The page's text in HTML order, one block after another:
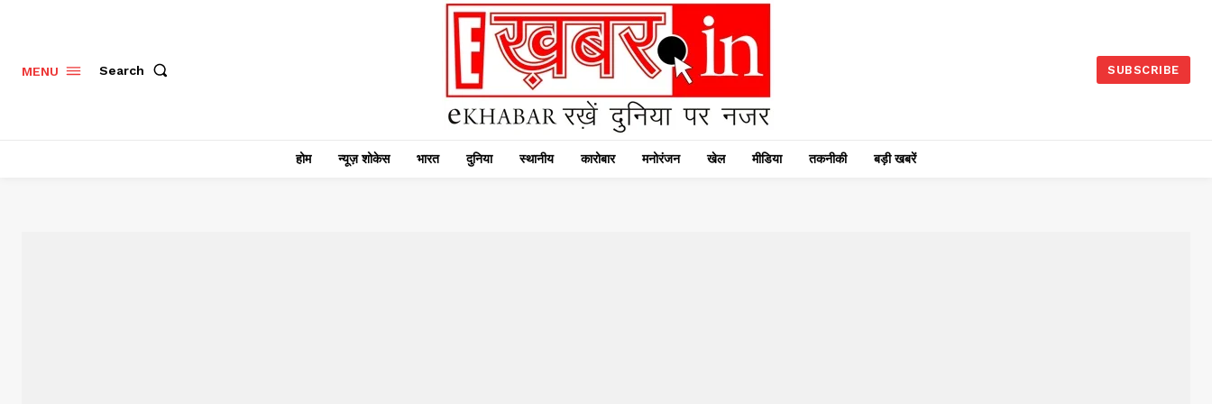
MENU Search SUBSCRIBE
होम न्यूज़ शोकेस भारत दुनिया स्थानीय कारोबार मनोरंजन खेल मीडिया तकनीकी बड़ी खबरें